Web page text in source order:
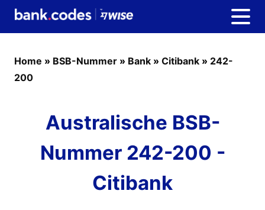
Home » BSB-Nummer » Bank » Citibank » 242-
200
Australische BSB-
Nummer 242-200 -
Citibank